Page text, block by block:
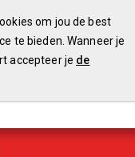
om jou de best
te bieden. Wanneer je
accepteer je de